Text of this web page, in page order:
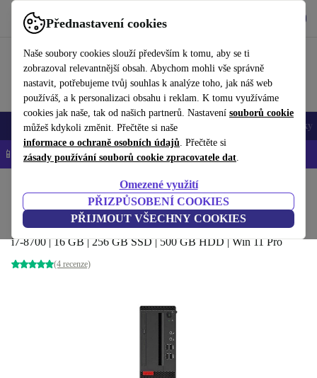
Přednastavení cookies
Naše soubory cookies slouží především k tomu, aby se ti
zobrazoval relevantnější obsah. Abychom mohli vše správně
nastavit, potřebujeme tvůj souhlas k analýze toho, jak náš web
používáš, a k personalizaci obsahu i reklam. K tomu využíváme
cookies jak naše, tak od našich partnerů. Nastavení souborů cookie
můžeš kdykoli změnit. Přečtěte si naše
informace o ochraně osobních údajů. Přečtěte si
zásady používání souborů cookie zpracovatele dat.
Omezené využití
PŘIZPŮSOBENÍ COOKIES
PŘIJMOUT VŠECHNY COOKIES
Používejte refurbed rychle a snadno
Mobily a smartphony Notebooky Tablety Doplňky
📱 -5 % NAVÍC na všechny iPhony – kód: IPHONEDEAL-
Stolní počítače Stolní počítače Lenovo
Lenovo ThinkCentre M920 SFF
i7-8700 | 16 GB | 256 GB SSD | 500 GB HDD | Win 11 Pro
(4 recenze)